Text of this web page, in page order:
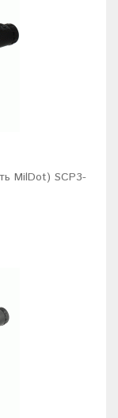
MilDot) SCP3-